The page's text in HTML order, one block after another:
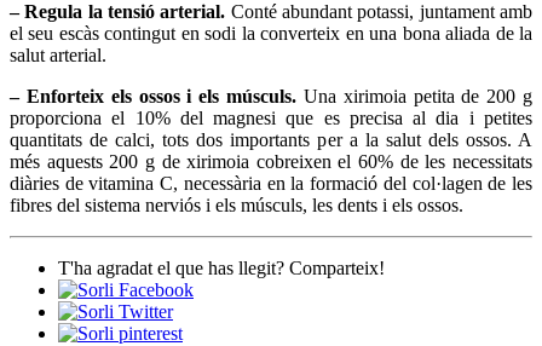
– Regula la tensió arterial. Conté abundant potassi, juntament amb
el seu escàs contingut en sodi la converteix en una bona aliada de la
salut arterial.
– Enforteix els ossos i els músculs. Una xirimoia petita de 200 g
proporciona el 10% del magnesi que es precisa al dia i petites
quantitats de calci, tots dos importants per a la salut dels ossos. A
més aquests 200 g de xirimoia cobreixen el 60% de les necessitats
diàries de vitamina C, necessària en la formació del col·lagen de les
fibres del sistema nerviós i els músculs, les dents i els ossos.
T'ha agradat el que has llegit? Comparteix!